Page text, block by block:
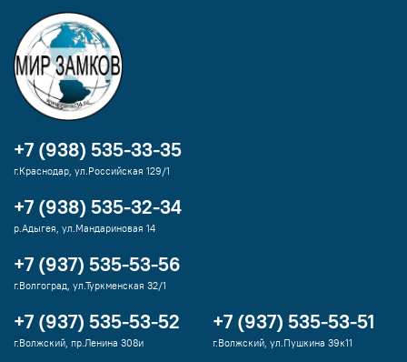
+7 (938) 535-33-35
г.Краснодар, ул.Российская 129/1
+7 (938) 535-32-34
р.Адыгея, ул.Мандариновая 14
+7 (937) 535-53-56
г.Волгоград, ул.Туркменская 32/1
+7 (937) 535-53-52
г.Волжский, пр.Ленина 308и
+7 (937) 535-53-51
г.Волжский, ул.Пушкина 39к11